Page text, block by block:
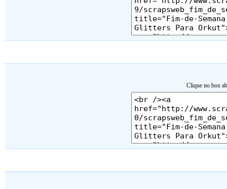
Clique no box